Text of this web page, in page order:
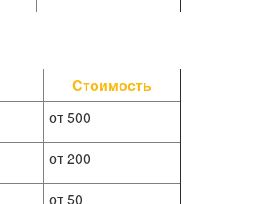
Стоимость
от 500
от 200
от 50